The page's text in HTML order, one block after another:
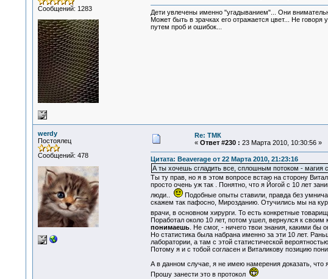
Сообщений: 1283
Дети увлечены именно "угадыванием"... Они
Может быть в зрачках его отражается цвет... Не
путем проб и ошибок...
werdy
Постоялец
Сообщений: 478
Re: ТМК
« Ответ #230 : 23 Марта 2010, 10:30:56 »
Цитата: Beaverage от 22 Марта 2010, 21:23:16
А ты хочешь сгладить все, сплошным потоком - магия
Ты ту прав, но я в этом вопросе встаю на сторону
просто очень уж так . Понятно, что я Йогой с 10 лет
люди..
Подобные опыты ставили, правда без
скажем так пафосно, Мирозданию. Отучились мы на
врачи, в основном хирурги. То есть конкретные
Поработал около 10 лет, потом ушел, вернулся к
понимаешь. Не смог, - ничего твои знания, какими бы
Но статистика была набрана именно за эти 10 лет.
лаборатории, а там с этой статистической
Потому я и с тобой согласен и Виталикову позицию
А в данном случае, я не имею намерения доказать,
Прошу занести это в протокол